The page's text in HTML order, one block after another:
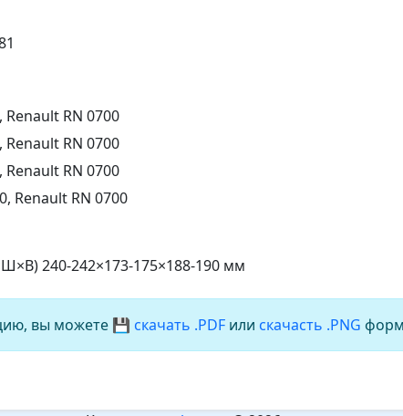
Renault RN 0700
Renault RN 0700
Renault RN 0700
Renault RN 0700
240-242×173-175×188-190 мм
вы можете 💾 скачать .PDF или скачасть .PNG